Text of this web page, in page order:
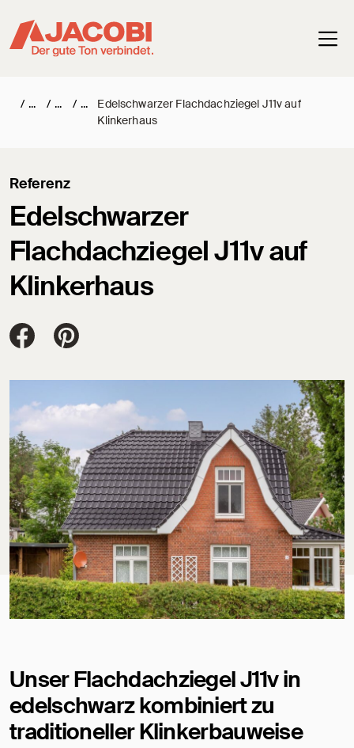
/ / /
Edelschwarzer Flachdachziegel J11v auf
Klinkerhaus
Edelschwarzer
Flachdachziegel J11v auf
Klinkerhaus
Referenz
Jacobi Dachziegel auf FaceBook
Jacobi Dachziegel auf Pinterest
Unser Flachdachziegel J11v in
edelschwarz kombiniert zu
traditioneller Klinkerbauweise